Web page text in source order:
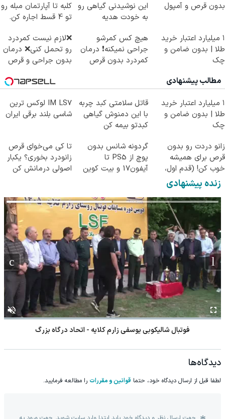
بدون قرص و آمپول
این نوشیدنی گیاهی رو
به خودت هدیه
کلبه تا آپارتمان مبله رو
تو 4 قسط اجاره کن.
۱ میلیارد اعتبار خرید
طلا | بدون ضامن و
چک
هیچ کس کمرشو
جراحی نمیکنه❗ درمان
کمردرد بدون قرص
❌لازم نیست کمردرد
رو تحمل کنی❌ درمان
بدون جراحی و قرص
مطالب پیشنهادی
۱ میلیارد اعتبار خرید
طلا | بدون ضامن و
چک
قاتل سلامتی کبد چربه
با این دمنوش گیاهی
کبدتو بیمه کن
IM LS7 لوکس ترین
شاسی بلند برقی ایران
زانو دردت رو بدون
قرص برای همیشه
خوب کن! (قدم اول،
پرسش‌نامه)
گردونه شانس بدون
پوچ از PS5 تا
آیفون17 و بیت کوین
تا کی می‌خوای قرص
زانودرد بخوری؟ یکبار
اصولی درمانش کن
زنده پیشنهادی
فوتبال شالیکوبی یوسفی زارم کلایه - اتحاد درگاه بزرگ
دیدگاه‌ها
لطفا قبل از ارسال دیدگاه خود، حتما قوانین و مقررات را مطالعه فرمایید.